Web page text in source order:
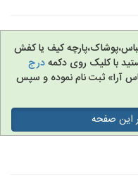
کیف یا کفش
با کلیک روی دکمهدرج
آرا» ثبت نام نموده و سپس
این صفحه